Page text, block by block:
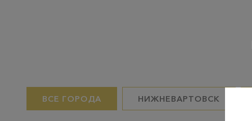
ВСЕ ГОРОДА НИЖНЕВАРТОВСК